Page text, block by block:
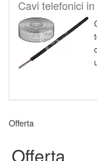
Cavi telefonici
Offerta
Offerta